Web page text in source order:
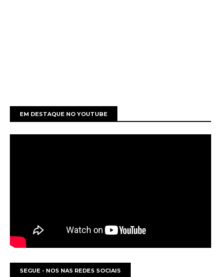
EM DESTAQUE NO YOUTUBE
SEGUE - NOS NAS REDES SOCIAIS